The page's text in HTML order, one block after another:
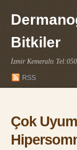
Bitkiler
İzmir Kemeraltı
RSS
Çok